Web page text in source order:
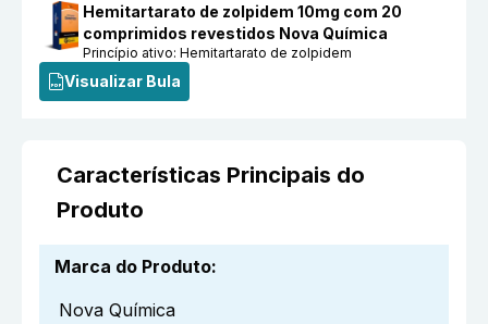
Hemitartarato de zolpidem 10mg com 20
comprimidos revestidos Nova Química
Princípio ativo:Hemitartarato de zolpidem
Visualizar Bula
Características Principais do
Produto
Marca do Produto:
Nova Química